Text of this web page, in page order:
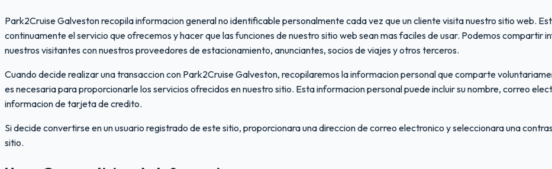
Park2Cruise Galveston recopila informacion general no identificable personalmente cada vez que un cliente visita nuestro sitio web.
continuamente el servicio que ofrecemos y hacer que las funciones de nuestro sitio web sean mas faciles de usar. Podemos
nuestros visitantes con nuestros proveedores de estacionamiento, anunciantes, socios de viajes y otros terceros.
Cuando decide realizar una transaccion con Park2Cruise Galveston, recopilaremos la informacion personal que comparte
es necesaria para proporcionarle los servicios ofrecidos en nuestro sitio. Esta informacion personal puede incluir su nombre, correo
informacion de tarjeta de credito.
Si decide convertirse en un usuario registrado de este sitio, proporcionara una direccion de correo electronico y seleccionara una
sitio.